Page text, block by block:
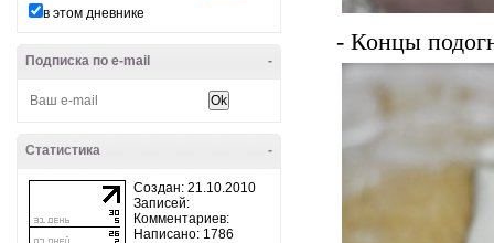
в этом дневнике
-
Подписка по e-mail
-
Статистика
Создан: 21.10.2010
Записей:
Комментариев:
Написано: 1786
- Концы